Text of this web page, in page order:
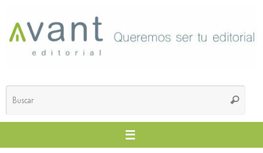
contenido
Buscar